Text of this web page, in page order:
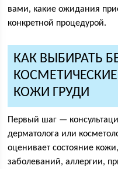
вами, какие ожидания
конкретной процедурой.
КАК ВЫБИРАТЬ
КОЖИ ГРУДИ
Первый шаг —
дерматолога или
оценивает состояние
заболеваний, аллергии,